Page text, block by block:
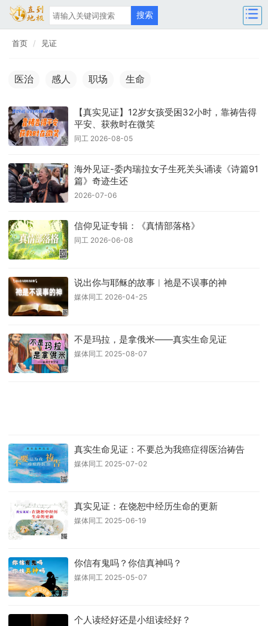
首页 见证
医治 感人 职场 生命
【真实见证】12岁女孩受困32小时，靠祷告得
平安、获救时在微笑
同工 2026-08-05
海外见证-委内瑞拉女子生死关头诵读《诗篇91
篇》奇迹生还
2026-07-06
信仰见证专辑：《真情部落格》
同工 2026-06-08
说出你与耶稣的故事︱祂是不误事的神
媒体同工 2026-04-25
不是玛拉，是拿俄米——真实生命见证
媒体同工 2025-08-07
真实生命见证：不要总为我癌症得医治祷告
媒体同工 2025-07-02
真实见证：在饶恕中经历生命的更新
媒体同工 2025-06-19
你信有鬼吗？你信真神吗？
媒体同工 2025-05-07
个人读经好还是小组读经好？